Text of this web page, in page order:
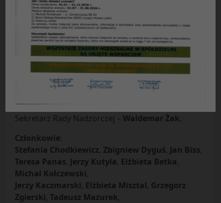
Protokół Nr 07
z posiedzenia plenarnego Rady Nadzorczej
Spółdzielni Mieszkaniowej „Czuby” w Lublinie
odbytego w dniu 27.05.2008 r.
Obecni:
Przewodniczący Rady Nadzorczej –Marek
Szymański,
Stanisław Robak
Sekretarz Rady Nadzorczej – Waldemar Żak,
Członkowie:
Stefania Chodkiewicz, Zbigniew Dyguś, Jan Biss,
Teresa Panas, Jerzy Kutyła, Elżbieta Betka,
Michał Kołczewski,
Jerzy Kaczmarski, Elżbieta Misztal, Grzegorz
Zgierski, Tadeusz Mazurek,